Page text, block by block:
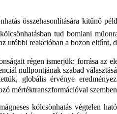
összehasonlítására kitűnő
tud bomlani
utóbbi reakcióban a bozon eltűnt,
régen ismerjük: forrása
nullpontjának szabad
globális érvénye
mértéktranszformációval
kölcsönhatás végtelen